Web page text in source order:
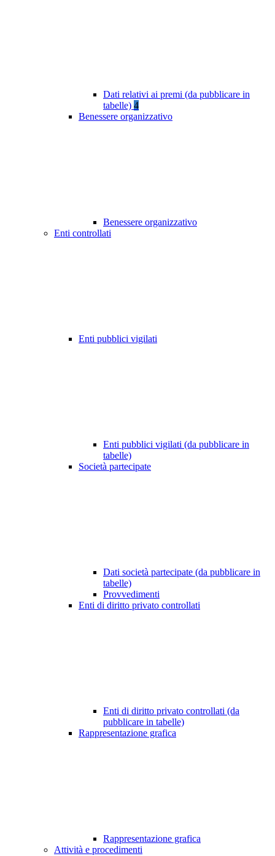
Dati relativi ai premi (da pubblicare in
tabelle) 4
Benessere organizzativo
Benessere organizzativo
Enti controllati
Enti pubblici vigilati
Enti pubblici vigilati (da pubblicare in
tabelle)
Società partecipate
Dati società partecipate (da pubblicare in
tabelle)
Provvedimenti
Enti di diritto privato controllati
Enti di diritto privato controllati (da
pubblicare in tabelle)
Rappresentazione grafica
Rappresentazione grafica
Attività e procedimenti